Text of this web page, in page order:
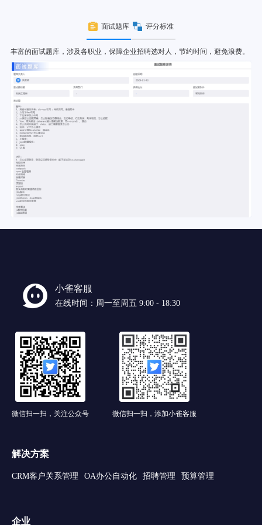
面试题库 评分标准
丰富的面试题库，涉及各职业，保障企业招聘选对人，节约时间，避免浪费。
小雀客服
在线时间：周一至周五 9:00 - 18:30
微信扫一扫，关注公众号 微信扫一扫，添加小雀客服
解决方案
CRM客户关系管理 OA办公自动化 招聘管理 预算管理
企业